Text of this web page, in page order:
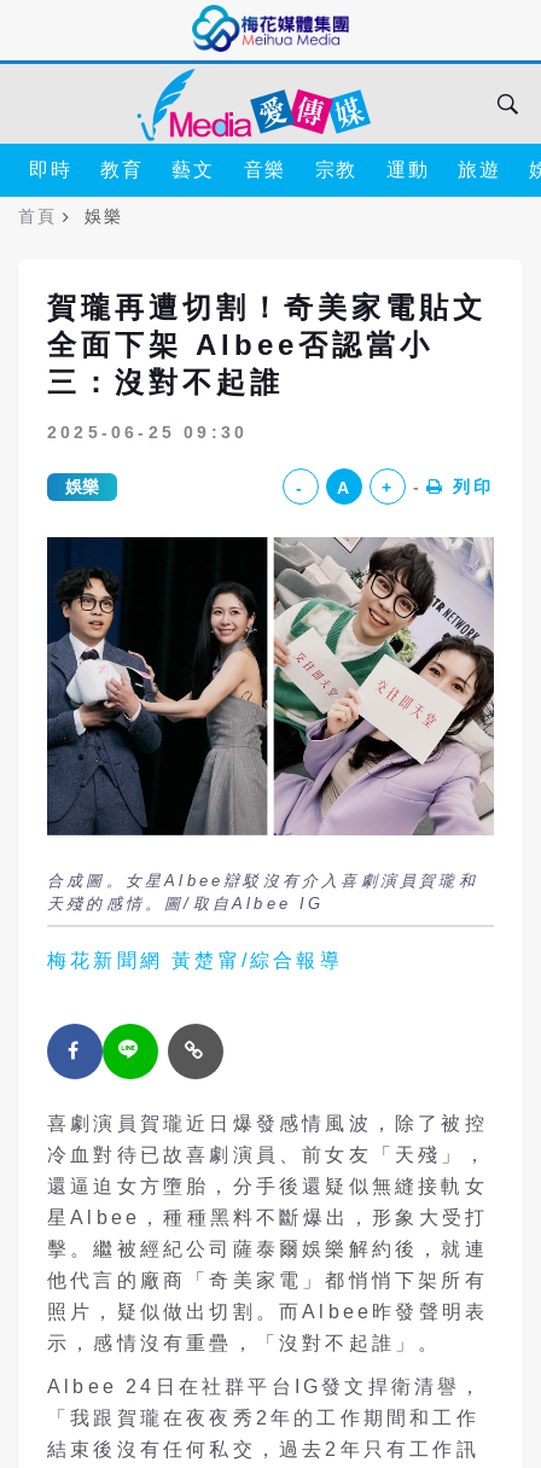
即時 教育 藝文 音樂 宗教 運動 旅遊
首頁 娛樂
賀瓏再遭切割！奇美家電貼文
全面下架 Albee否認當小
三：沒對不起誰
2025-06-25 09:30
娛樂 - A + 列印
合成圖。女星Albee辯駁沒有介入喜劇演員賀瓏和
天殘的感情。圖/取自Albee IG
梅花新聞網 黃楚甯/綜合報導
喜劇演員賀瓏近日爆發感情風波，除了被控
冷血對待已故喜劇演員、前女友「天殘」，
還逼迫女方墮胎，分手後還疑似無縫接軌女
星Albee，種種黑料不斷爆出，形象大受打
擊。繼被經紀公司薩泰爾娛樂解約後，就連
他代言的廠商「奇美家電」都悄悄下架所有
照片，疑似做出切割。而Albee昨發聲明表
示，感情沒有重疊，「沒對不起誰」。
Albee 24日在社群平台IG發文捍衛清譽，
「我跟賀瓏在夜夜秀2年的工作期間和工作
結束後沒有任何私交，過去2年只有工作訊